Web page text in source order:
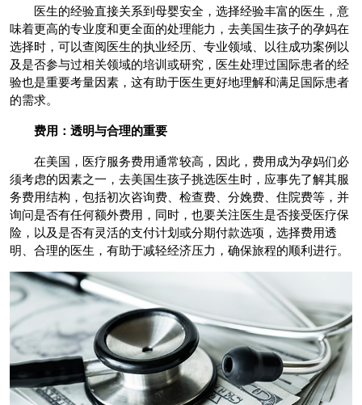
医生的经验直接关系到母婴安全，选择经验丰富的医生，意
味着更高的专业度和更全面的处理能力，去美国生孩子的孕妈在
选择时，可以查阅医生的执业经历、专业领域、以往成功案例以
及是否参与过相关领域的培训或研究，医生处理过国际患者的经
验也是重要考量因素，这有助于医生更好地理解和满足国际患者
的需求。
费用：透明与合理的重要
在美国，医疗服务费用通常较高，因此，费用成为孕妈们必
须考虑的因素之一，去美国生孩子挑选医生时，应事先了解其服
务费用结构，包括初次咨询费、检查费、分娩费、住院费等，并
询问是否有任何额外费用，同时，也要关注医生是否接受医疗保
险，以及是否有灵活的支付计划或分期付款选项，选择费用透
明、合理的医生，有助于减轻经济压力，确保旅程的顺利进行。